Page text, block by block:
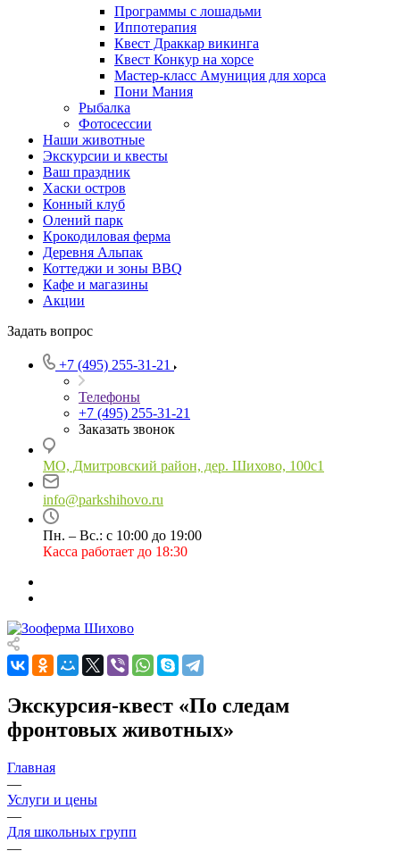
Программы с лошадьми
Иппотерапия
Квест Драккар викинга
Квест Конкур на хорсе
Мастер-класс Амуниция для хорса
Пони Мания
Рыбалка
Фотосессии
Наши животные
Экскурсии и квесты
Ваш праздник
Хаски остров
Конный клуб
Олений парк
Крокодиловая ферма
Деревня Альпак
Коттеджи и зоны BBQ
Кафе и магазины
Акции
Задать вопрос
+7 (495) 255-31-21
Телефоны
+7 (495) 255-31-21
Заказать звонок
МО, Дмитровский район, дер. Шихово, 100с1
info@parkshihovo.ru
Пн. – Вс.: с 10:00 до 19:00
Касса работает до 18:30
Экскурсия-квест «По следам
фронтовых животных»
Главная
—
Услуги и цены
—
Для школьных групп
—